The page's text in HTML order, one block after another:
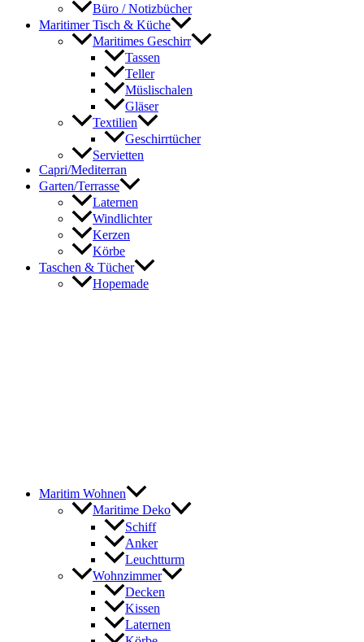
Büro / Notizbücher
Maritimer Tisch & Küche
Maritimes Geschirr
Tassen
Teller
Müslischalen
Gläser
Textilien
Geschirrtücher
Servietten
Capri/Mediterran
Garten/Terrasse
Laternen
Windlichter
Kerzen
Körbe
Taschen & Tücher
Hopemade
Maritim Wohnen
Maritime Deko
Schiff
Anker
Leuchtturm
Wohnzimmer
Decken
Kissen
Laternen